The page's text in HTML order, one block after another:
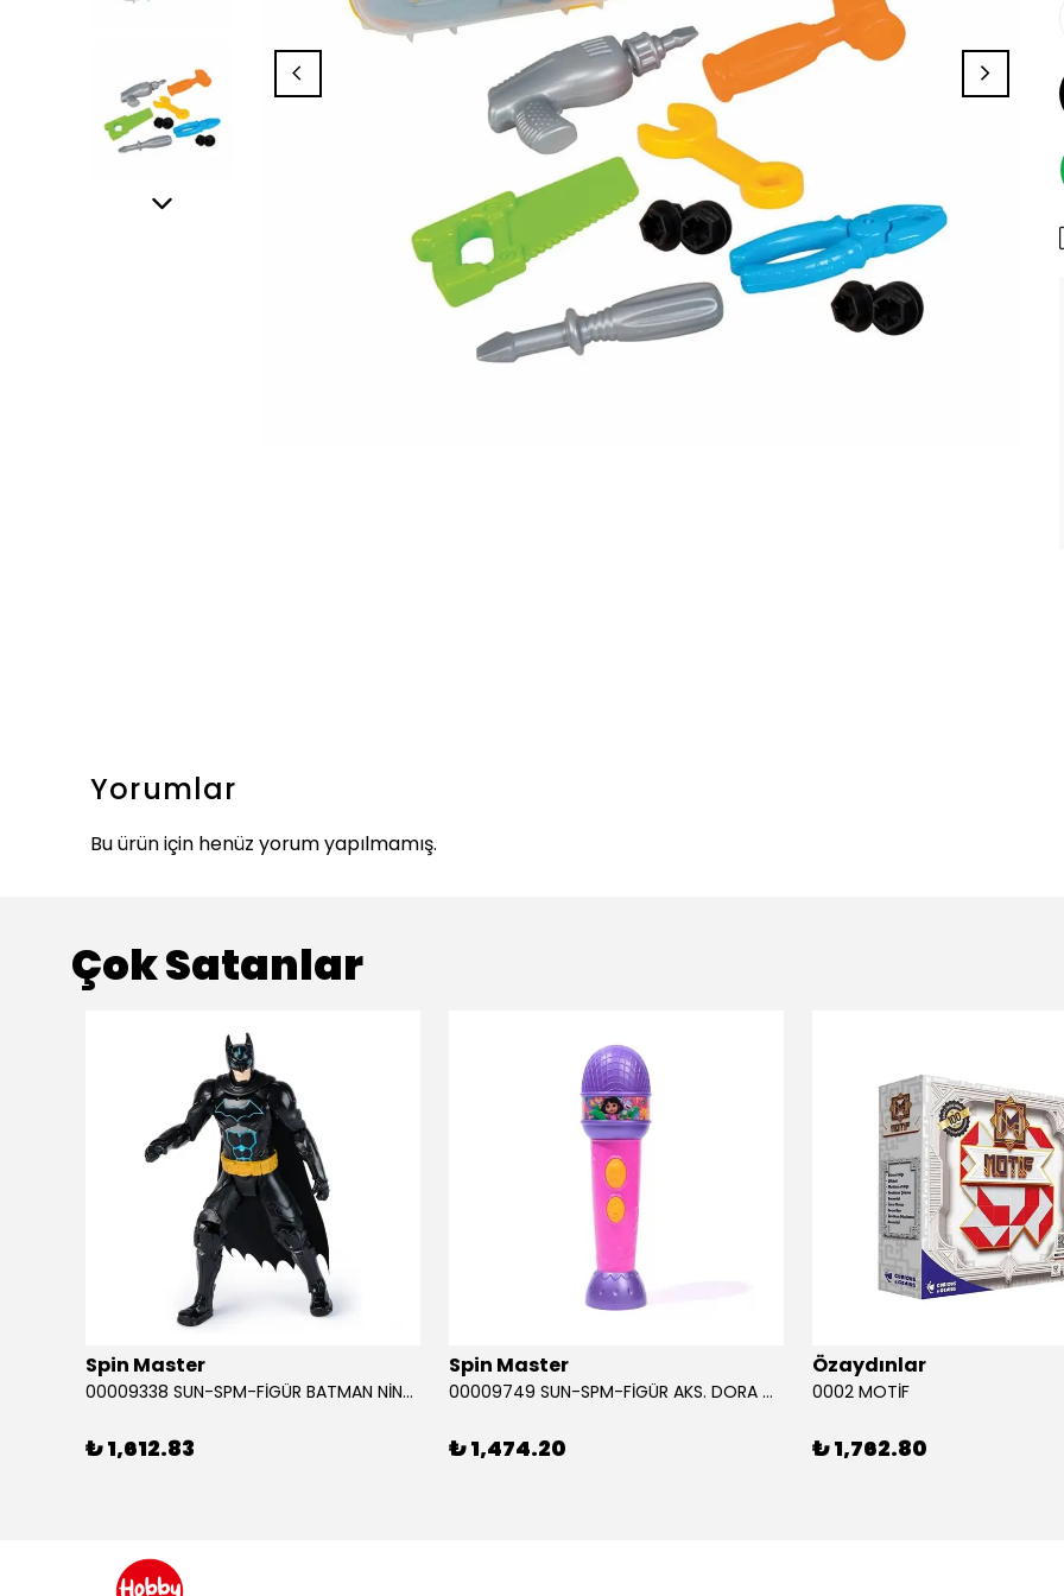
Yorumlar
Bu ürün için henüz yorum yapılmamış.
Çok Satanlar
Spin Master
00009338 SUN-SPM-FİGÜR BATMAN NİNJA STRIKE 30 CM. EXC.
₺ 1,612.83
Spin Master
00009749 SUN-SPM-FİGÜR AKS. DORA MİKROFON YAĞMUR ORMANI RİTMİ (DORA) SESLİ
₺ 1,474.20
Özaydınlar
0002 MOTİF
₺ 1,762.80